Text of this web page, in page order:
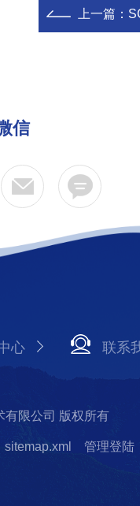
上一篇：
信
心 联系
有限公司 版权所有
sitemap.xml 管理登陆